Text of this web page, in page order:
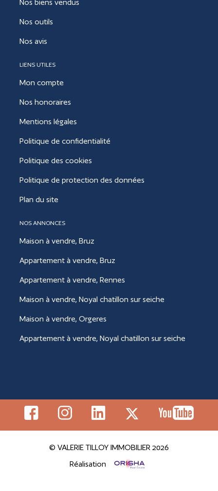
Nos biens vendus
Nos outils
Nos avis
LIENS UTILES
Mon compte
Nos honoraires
Mentions légales
Politique de confidentialité
Politique des cookies
Politique de protection des données
Plan du site
NOS ANNONCES
Maison à vendre, Bruz
Appartement à vendre, Bruz
Appartement à vendre, Rennes
Maison à vendre, Noyal chatillon sur seiche
Maison à vendre, Orgeres
Appartement à vendre, Noyal chatillon sur seiche
© VALERIE TILLOY IMMOBILIER 2026
Réalisation